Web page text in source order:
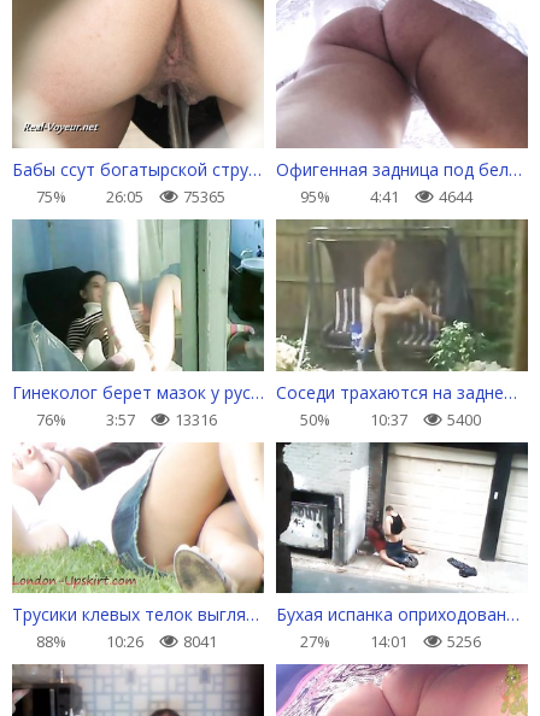
Бабы ссут богатырской струей и откладывают личинку
75% 26:05 75365
Офигенная задница под белым платьем
95% 4:41 4644
Гинеколог берет мазок у русской девушки
76% 3:57 13316
Соседи трахаются на заднем дворе
50% 10:37 5400
Трусики клевых телок выглядывают из-под юбчонок
88% 10:26 8041
Бухая испанка оприходована на улице
27% 14:01 5256